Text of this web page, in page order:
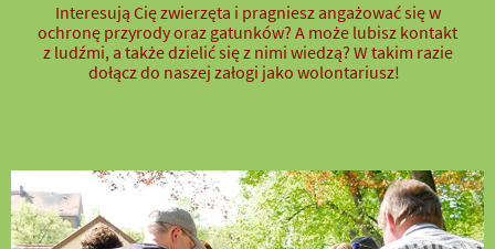
Interesują Cię zwierzęta i pragniesz angażować się w
ochronę przyrody oraz gatunków? A może lubisz kontakt
z ludźmi, a także dzielić się z nimi wiedzą? W takim razie
dołącz do naszej załogi jako wolontariusz!